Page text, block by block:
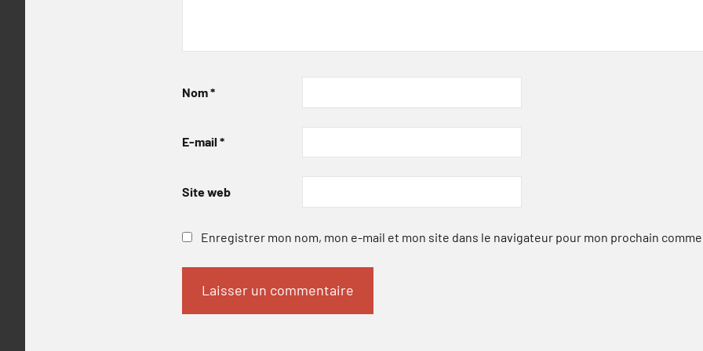
Nom*
E-mail *
Site web
Enregistrer mon nom, mon e-mail et mon site dans le navigateur pour mon prochain